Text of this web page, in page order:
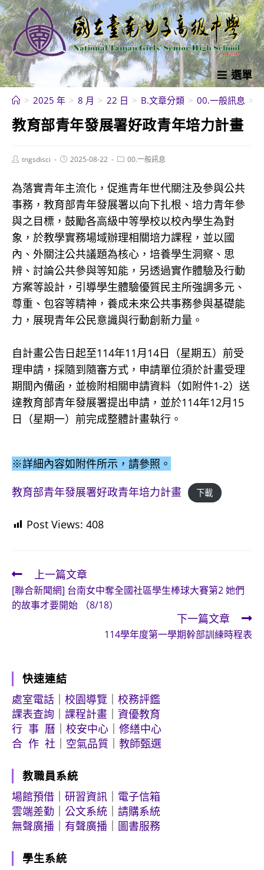
跳
轉
至
主
要
內
選單
> 2025 年 > 8 月 > 22 日 > B.文章分類 > 00.一般訊息 >
教育部青年發展署好政青年培力計畫
Posttngsdisci
Post2025-08-22
Post00.一般訊息
為落實青年主流化，促進青年世代關注及參與公共
事務，教育部青年發展署以向下扎根、培力青年參
與之目標，鼓勵各高級中等學校以校內學生為對
象，於教學實務場域辦理相關培力課程，並以國
內、外關注公共議題為核心，培養學生洞察、思
辨、討論公共參與等知能，另透過實作體驗及行動
方案等設計，引導學生體驗優質民主所強調多元、
尊重、包容等精神，養成未來公共事務參與基礎能
力，展現青年公民意識與行動創新力量。
自計畫公告日起至114年11月14日（星期五）前受
理申請，採隨到隨審方式，申請單位須於計畫受理
期間內備函，並檢附相關申請資料（如附件1-2）送
達教育部青年發展署提出申請，並於114年12月15
日（星期一）前完成整體計畫執行。
※詳細內容如附件所示，請參照。
教育部青年發展署好政青年培力計畫
下載
Post Views: 408
Read
more
articles
上一篇文章
[聯合新聞網] 台南女中奪全國社區學生棒球大賽第2 她們
的故事才要開始 （8/18）
下一篇文章
114學年度第一學期幹部訓練時程表
快速連結
處室電話
校園導覽
校務評鑑
課表查詢
課程計畫
資優教育
行 事 曆
校安中心
修繕中心
合 作 社
空氣品質 教師甄選
教職員系統
場館預借
研習資訊
電子信箱
雲端差勤
公文系統
請購系統
無聲廣播
有聲廣播 圖書服務
學生系統